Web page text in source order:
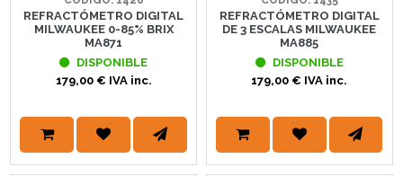
REFRACTÓMETRO DIGITAL
MILWAUKEE 0-85% BRIX
MA871
DISPONIBLE
179,00 € IVA inc.
REFRACTÓMETRO DIGITAL
DE 3 ESCALAS MILWAUKEE
MA885
DISPONIBLE
179,00 € IVA inc.